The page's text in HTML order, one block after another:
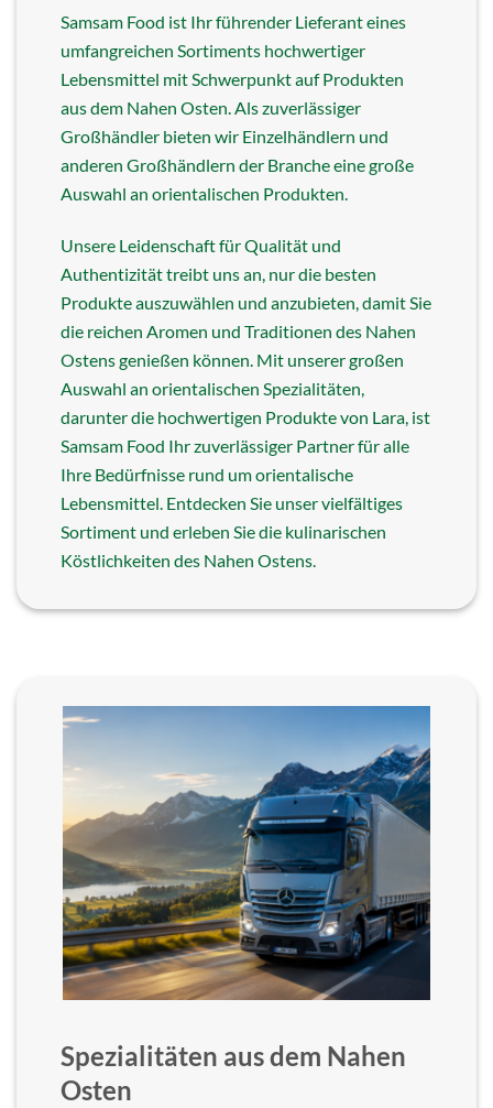
Samsam Food ist Ihr führender Lieferant eines
umfangreichen Sortiments hochwertiger
Lebensmittel mit Schwerpunkt auf Produkten
aus dem Nahen Osten. Als zuverlässiger
Großhändler bieten wir Einzelhändlern und
anderen Großhändlern der Branche eine große
Auswahl an orientalischen Produkten.
Unsere Leidenschaft für Qualität und
Authentizität treibt uns an, nur die besten
Produkte auszuwählen und anzubieten, damit Sie
die reichen Aromen und Traditionen des Nahen
Ostens genießen können. Mit unserer großen
Auswahl an orientalischen Spezialitäten,
darunter die hochwertigen Produkte von Lara, ist
Samsam Food Ihr zuverlässiger Partner für alle
Ihre Bedürfnisse rund um orientalische
Lebensmittel. Entdecken Sie unser vielfältiges
Sortiment und erleben Sie die kulinarischen
Köstlichkeiten des Nahen Ostens.
Spezialitäten aus dem Nahen
Osten